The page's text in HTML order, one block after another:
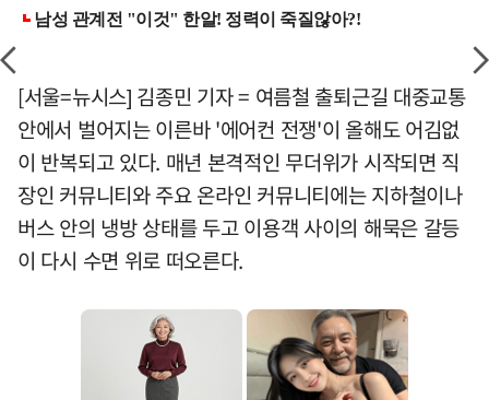
[서울=뉴시스] 김종민 기자 = 여름철 출퇴근길 대중교통
안에서 벌어지는 이른바 '에어컨 전쟁'이 올해도 어김없
이 반복되고 있다. 매년 본격적인 무더위가 시작되면 직
장인 커뮤니티와 주요 온라인 커뮤니티에는 지하철이나
버스 안의 냉방 상태를 두고 이용객 사이의 해묵은 갈등
이 다시 수면 위로 떠오른다.